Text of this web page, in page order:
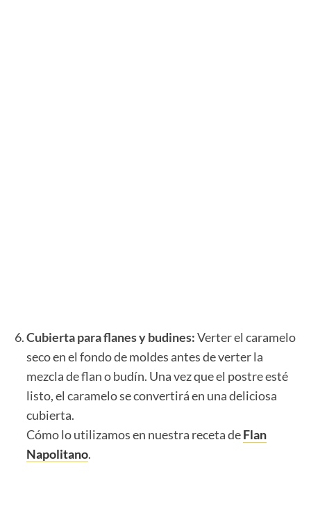
Cubierta para flanes y budines:Verter el caramelo
seco en el fondo de moldes antes de verter la
mezcla de flan o budín. Una vez que el postre esté
listo, el caramelo se convertirá en una deliciosa
cubierta.
Cómo lo utilizamos en nuestra receta deFlan
Napolitano.